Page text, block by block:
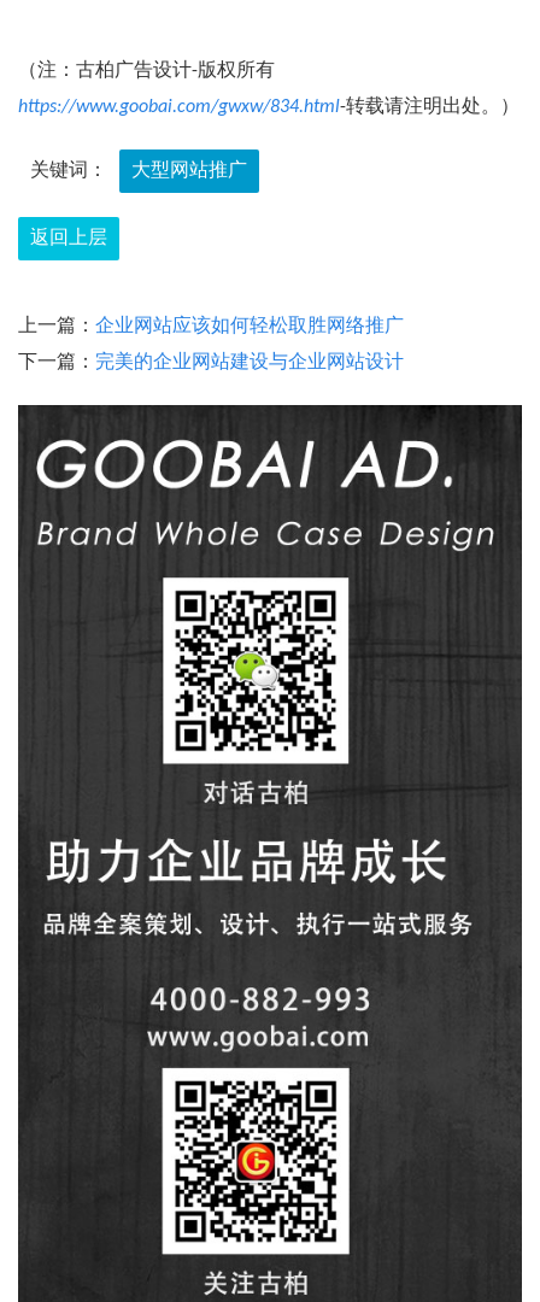
（注：古柏广告设计-版权所有
https://www.goobai.com/gwxw/834.html-转载请注明出处。）
关键词： 大型网站推广
返回上层
上一篇： 企业网站应该如何轻松取胜网络推广
下一篇： 完美的企业网站建设与企业网站设计